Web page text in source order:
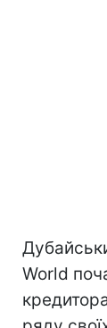
World